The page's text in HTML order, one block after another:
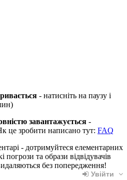
- натисніть на паузу і
завантажується -
це зробити написано тут: FAQ
- дотримуйтеся елементарних
та образи відвідувачів
без попередження!